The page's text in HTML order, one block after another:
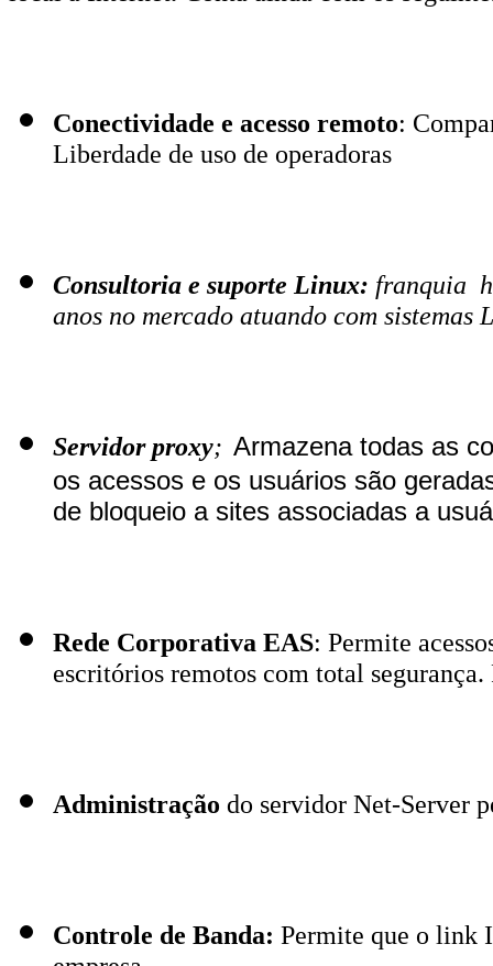
Conectividade e acesso remoto:
Liberdade de uso de operadoras
Consultoria e suporte Linux: franquia
anos no mercado atuando com sistemas
Servidor proxy; Armazena todas as
os acessos e os usuários são
de bloqueio a sites associadas a
Rede Corporativa EAS: Permite
escritórios remotos com total
Administração do servidor Net-Server
Controle de Banda: Permite que o link